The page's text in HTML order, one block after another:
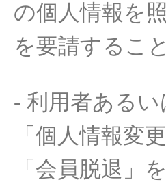
の個人情報 を
を要請するこ
- 利用者あるい
「 個人情報変更
「 会員脱退 」